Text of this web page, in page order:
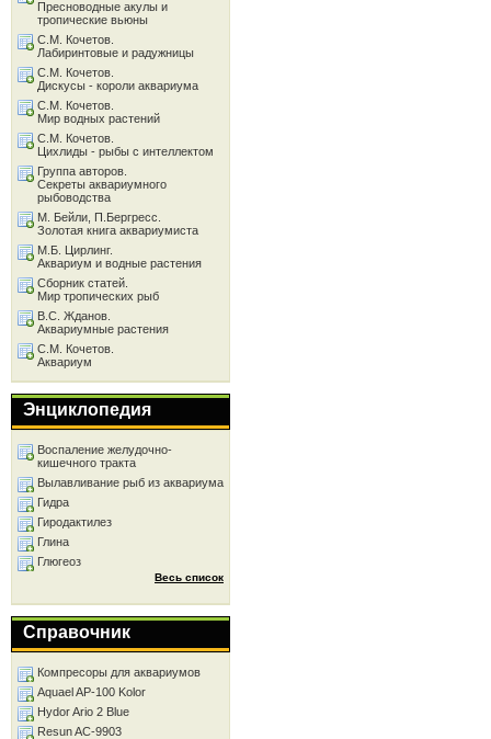
Пресноводные акулы и
тропические вьюны
С.М. Кочетов.
Лабиринтовые и радужницы
С.М. Кочетов.
Дискусы - короли аквариума
С.М. Кочетов.
Мир водных растений
С.М. Кочетов.
Цихлиды - рыбы с интеллектом
Группа авторов.
Секреты аквариумного
рыбоводства
М. Бейли, П.Бергресс.
Золотая книга аквариумиста
М.Б. Цирлинг.
Аквариум и водные растения
Сборник статей.
Мир тропических рыб
В.С. Жданов.
Аквариумные растения
С.М. Кочетов.
Аквариум
Энциклопедия
Воспаление желудочно-
кишечного тракта
Вылавливание рыб из аквариума
Гидра
Гиродактилез
Глина
Глюгеоз
Весь список
Справочник
Компресоры для аквариумов
Aquael AP-100 Kolor
Hydor Ario 2 Blue
Resun AC-9903